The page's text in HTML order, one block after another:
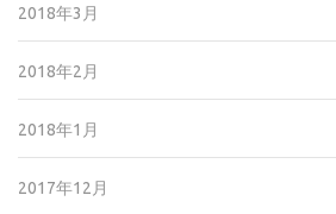
2018年3月
2018年2月
2018年1月
2017年12月